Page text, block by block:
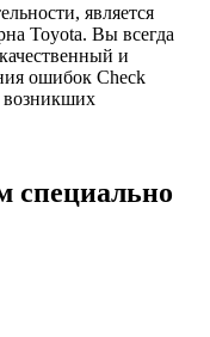
является
Toyota. Вы всегда
и
ошибок Check
возникших
специально